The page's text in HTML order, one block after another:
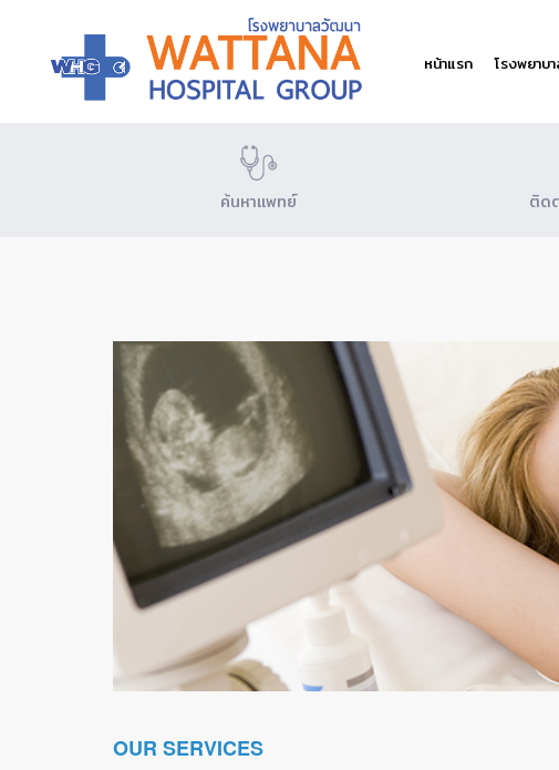
หน้าแรก โรงพยาบ
ค้นหาแพทย์ ติด
OUR SERVICES